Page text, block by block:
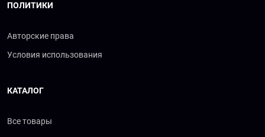
ПОЛИТИКИ
Авторские права
Условия использования
КАТАЛОГ
Все товары